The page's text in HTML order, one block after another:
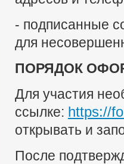
- подписанные
для
ПОРЯДОК
Для участия
ссылке: https://
открывать и
После